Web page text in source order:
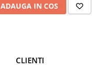
ADAUGA IN COS
CLIENTI